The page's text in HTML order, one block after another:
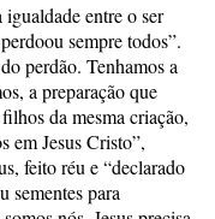
entre o ser
sempre todos”.
perdão. Tenhamos a
a preparação que
da mesma criação,
em Jesus Cristo”,
feito réu e “declarado
sementes para